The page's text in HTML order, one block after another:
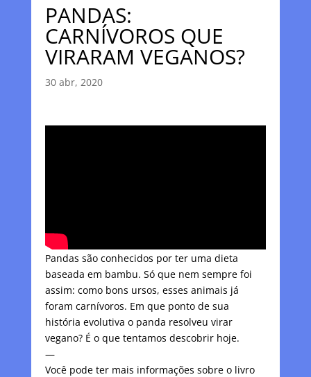
PANDAS:
CARNÍVOROS QUE
VIRARAM VEGANOS?
30 abr, 2020
Pandas são conhecidos por ter uma dieta
baseada em bambu. Só que nem sempre foi
assim: como bons ursos, esses animais já
foram carnívoros. Em que ponto de sua
história evolutiva o panda resolveu virar
vegano? É o que tentamos descobrir hoje.
—
Você pode ter mais informações sobre o livro